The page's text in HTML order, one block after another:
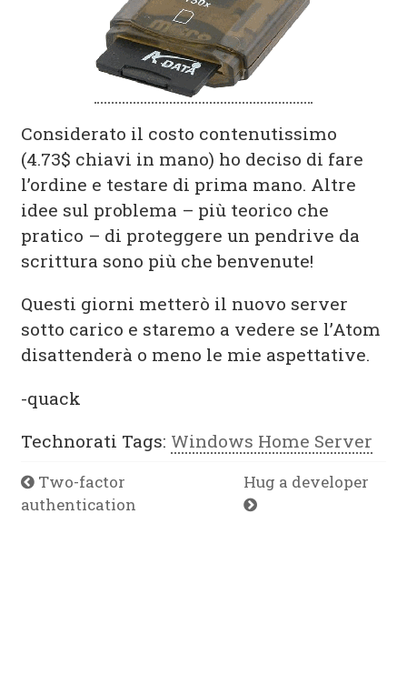
Considerato il costo contenutissimo
(4.73$ chiavi in mano) ho deciso di fare
l’ordine e testare di prima mano. Altre
idee sul problema – più teorico che
pratico – di proteggere un pendrive da
scrittura sono più che benvenute!
Questi giorni metterò il nuovo server
sotto carico e staremo a vedere se l’Atom
disattenderà o meno le mie aspettative.
-quack
Technorati Tags: Windows Home Server
Two-factor
authentication
Hug a developer